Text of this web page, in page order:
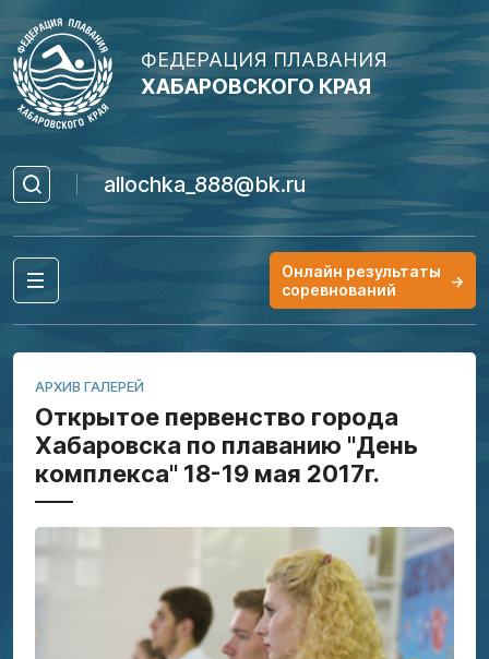
ФЕДЕРАЦИЯ ПЛАВАНИЯ
ХАБАРОВСКОГО КРАЯ
allochka_888@bk.ru
Онлайн результаты
соревнований
→
АРХИВ ГАЛЕРЕЙ
Открытое первенство города
Хабаровска по плаванию "День
комплекса" 18-19 мая 2017г.